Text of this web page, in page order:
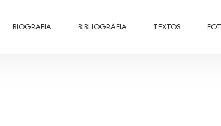
BIOGRAFIA BIBLIOGRAFIA TEXTOS